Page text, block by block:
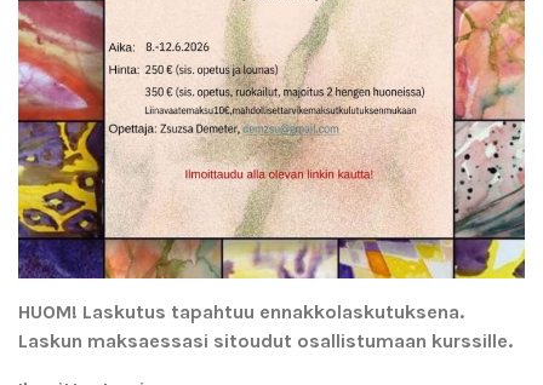
HUOM! Laskutus tapahtuu ennakkolaskutuksena.
Laskun maksaessasi sitoudut osallistumaan kurssille.